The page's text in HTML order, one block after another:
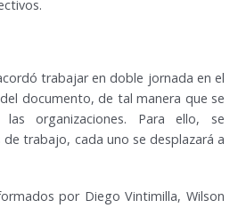
trabajar en doble jornada en el
documento, de tal manera que se
organizaciones. Para ello, se
trabajo, cada uno se desplazará a
por Diego Vintimilla, Wilson